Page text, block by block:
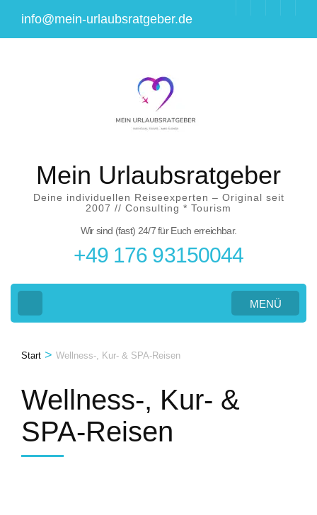
info@mein-urlaubsratgeber.de
Mein Urlaubsratgeber
Deine individuellen Reiseexperten – Original seit
2007 // Consulting * Tourism
Wir sind (fast) 24/7 für Euch erreichbar.
+49 176 93150044
MENÜ
Start > Wellness-, Kur- & SPA-Reisen
Wellness-, Kur- &
SPA-Reisen